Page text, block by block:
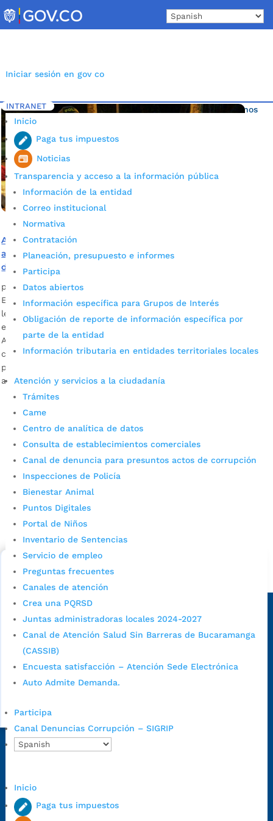
to
content
Iniciar sesión en gov co
INTRANET
Inicio
Paga tus impuestos
Noticias
Transparencia y acceso a la información pública
Información de la entidad
Correo institucional
Normativa
Contratación
Planeación, presupuesto e informes
Participa
Datos abiertos
Información específica para Grupos de Interés
Obligación de reporte de información específica por
parte de la entidad
Información tributaria en entidades territoriales locales
Atención y servicios a la ciudadanía
Trámites
Came
Centro de analítica de datos
Consulta de establecimientos comerciales
Canal de denuncia para presuntos actos de corrupción
Inspecciones de Policía
Bienestar Animal
Puntos Digitales
Portal de Niños
Inventario de Sentencias
Servicio de empleo
Preguntas frecuentes
Canales de atención
Crea una PQRSD
Juntas administradoras locales 2024-2027
Canal de Atención Salud Sin Barreras de Bucaramanga
(CASSIB)
Encuesta satisfacción – Atención Sede Electrónica
Auto Admite Demanda.
Participa
Canal Denuncias Corrupción – SIGRIP
Inicio
Paga tus impuestos
Inicio 5 Etiqueta: Organización de los Estados Americanos
Alcalde de Bucaramanga invita a Embajador ante la OEA
a aunar esfuerzos para traslado humanitario voluntario
de venezolanos
por Alcaldía de Bucaramanga
El mandatario de los bumangueses, Juan Carlos Cárdenas,
le hace un llamado muy especial a Alejandro Ordóñez,
embajador de Colombia ante la Organización de los Estados
Americanos, OEA, para que, con sus buenos oficios,
contribuya a conseguir recursos en la atención a dicha
población. Descargue audio: Juan Carlos Cárdenas,
alcalde de Bucaramanga La capital […]
Cupos Escolares Bucaramanga 2022
Consulta aqui los pasos para inscribirse y solicitar un
cupo escolar en los colegios oficiales de
Alcaldía de Bucaramanga
Sede principal
Dirección Fase I:Calle 35 # 10-43, Bucaramanga, Santander,
Colombia
Código Postal: